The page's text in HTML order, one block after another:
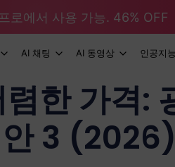
로에서 사용 가능. 46% OFF
AI 채팅 AI 동영상 인공지
한 가격:
3 (2026)